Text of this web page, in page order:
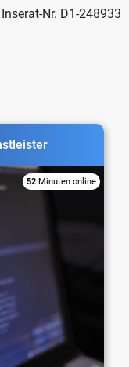
Inserat-Nr. D1-248933
52 Minuten online